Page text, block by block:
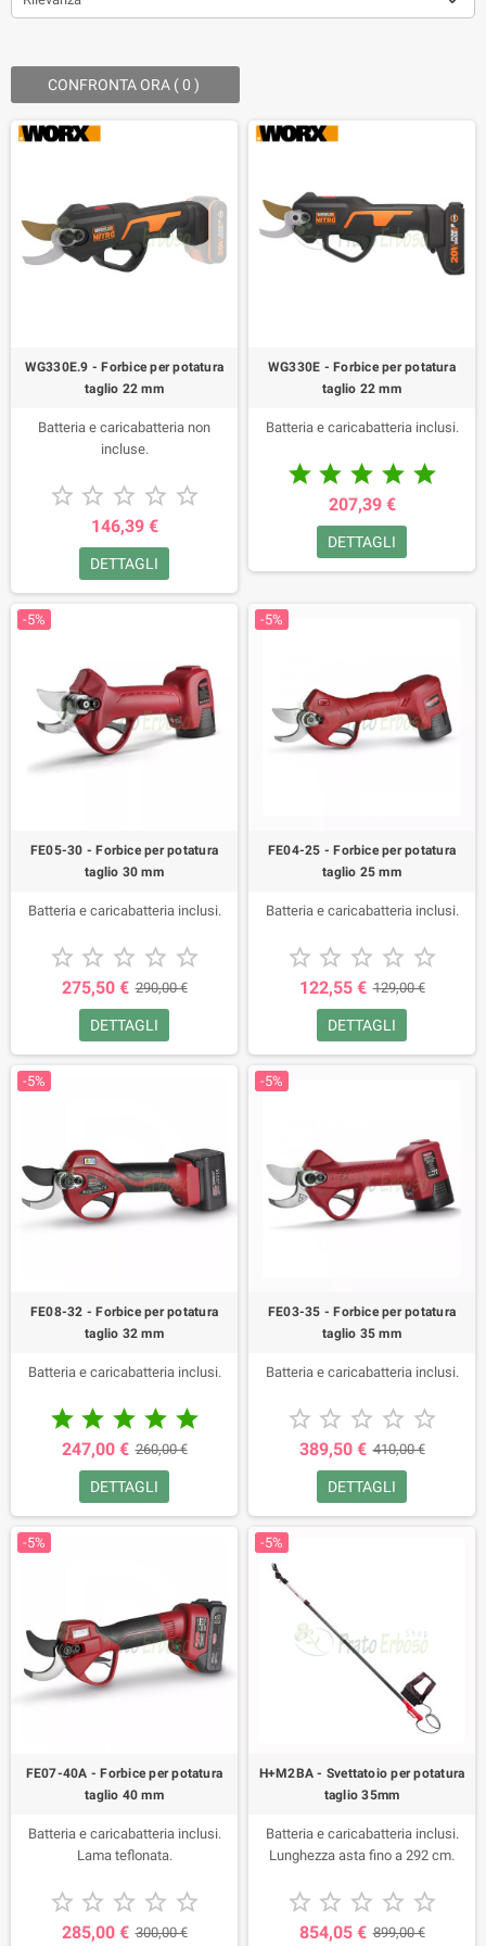
CONFRONTA ORA (0) ‎
WG330E.9 - Forbice per potatura
taglio 22 mm
Batteria e caricabatteria non
incluse.
    
146,39 €
DETTAGLI
WG330E - Forbice per potatura
taglio 22 mm
Batteria e caricabatteria inclusi.
    
207,39 €
DETTAGLI
-5%
FE05-30 - Forbice per potatura
taglio 30 mm
Batteria e caricabatteria inclusi.
    
275,50 € 290,00 €
DETTAGLI
-5%
FE04-25 - Forbice per potatura
taglio 25 mm
Batteria e caricabatteria inclusi.
    
122,55 € 129,00 €
DETTAGLI
-5%
FE08-32 - Forbice per potatura
taglio 32 mm
Batteria e caricabatteria inclusi.
    
247,00 € 260,00 €
DETTAGLI
-5%
FE03-35 - Forbice per potatura
taglio 35 mm
Batteria e caricabatteria inclusi.
    
389,50 € 410,00 €
DETTAGLI
-5%
FE07-40A - Forbice per potatura
taglio 40 mm
Batteria e caricabatteria inclusi.
Lama teflonata.
    
285,00 € 300,00 €
-5%
H+M2BA - Svettatoio per potatura
taglio 35mm
Batteria e caricabatteria inclusi.
Lunghezza asta fino a 292 cm.
    
854,05 € 899,00 €